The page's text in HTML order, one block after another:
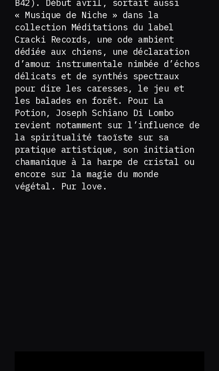
B42). Début avril, sortait aussi
« Musique de Niche » dans la
collection Méditations du label
Cracki Records, une ode ambient
dédiée aux chiens, une déclaration
d’amour instrumentale nimbée d’échos
délicats et de synthés spectraux
pour dire les caresses, le jeu et
les balades en forêt. Pour La
Potion, Joseph Schiano Di Lombo
revient notamment sur l’influence de
la spiritualité taoïste sur sa
pratique artistique, son initiation
chamanique à la harpe de cristal ou
encore sur la magie du monde
végétal. Pur love.